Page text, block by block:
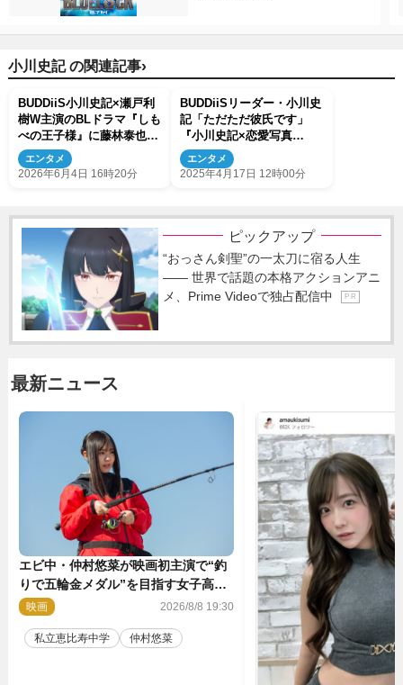
小川史記 の関連記事›
BUDDiiS小川史記×瀬戸利
樹W主演のBLドラマ『しも
べの王子様』に藤林泰也、
清水海李が出演決定！
エンタメ
2026年6月4日 16時20分
BUDDiiSリーダー・小川史
記「ただただ彼氏です」
『小川史記×恋愛写真
PHOTO BOOK』発売決定
エンタメ
2025年4月17日 12時00分
ピックアップ
“おっさん剣聖”の一太刀に宿る人生
―― 世界で話題の本格アクションアニ
メ、Prime Videoで独占配信中
P R
最新ニュース
エビ中・仲村悠菜が映画初主演で“釣
りで五輪金メダル”を目指す女子高生
に！ 映画『つりこまち』今秋公開
映画 2026/8/8 19:30
私立恵比寿中学 仲村悠菜